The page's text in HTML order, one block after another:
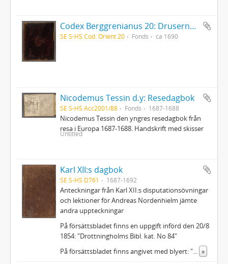
Codex Berggrenianus 20: Drusernas på Libanon heliga bok
SE S-HS Cod. Orient 20 Fonds ca 1690
Nicodemus Tessin d.y: Resedagbok
SE S-HS Acc2001/88 Fonds 1687-1688
Nicodemus Tessin den yngres resedagbok från
resa i Europa 1687-1688. Handskrift med skisser
Untitled
Karl XII:s dagbok
SE S-HS D761 1687-1692
Anteckningar från Karl XII:s disputationsövningar
och lektioner för Andreas Nordenhielm jämte
andra uppteckningar
På försättsbladet finns en uppgift införd den 20/8
1854: "Drottningholms Bibl. kat. No 84"
På försättsbladet finns angivet med blyert: "... »